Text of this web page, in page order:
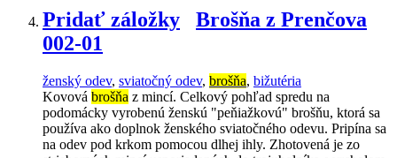
Pridať záložky
Brošňa z Prenčova
002-01
ženský odev, sviatočný odev, brošňa, bižutéria
Kovová brošňa z mincí. Celkový pohľad spredu na
podomácky vyrobenú ženskú "peňiažkovú" brošňu, ktorá sa
používa ako doplnok ženského sviatočného odevu. Pripína sa
na odev pod krkom pomocou dlhej ihly. Zhotovená je zo